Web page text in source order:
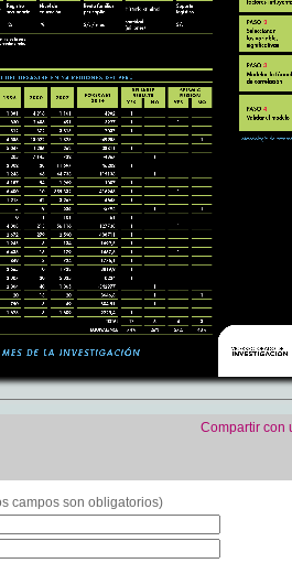
Compartir con
campos son obligatorios)